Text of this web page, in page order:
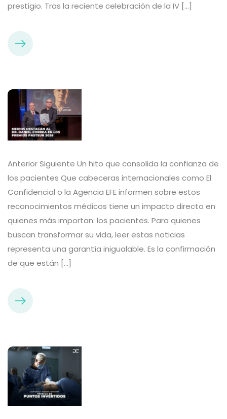
prestigio. Tras la reciente celebración de la IV […]
Anterior Siguiente Un hito que consolida la confianza de
los pacientes Que cabeceras internacionales como El
Confidencial o la Agencia EFE informen sobre estos
reconocimientos médicos tiene un impacto directo en
quienes más importan: los pacientes. Para quienes
buscan transformar su vida, leer estas noticias
representa una garantía inigualable. Es la confirmación
de que están […]